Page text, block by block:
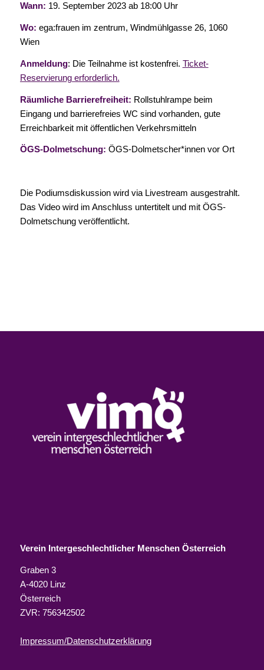
Wann: 19. September 2023 ab 18:00 Uhr
Wo: ega:frauen im zentrum, Windmühlgasse 26, 1060
Wien
Anmeldung: Die Teilnahme ist kostenfrei. Ticket-
Reservierung erforderlich.
Räumliche Barrierefreiheit: Rollstuhlrampe beim
Eingang und barrierefreies WC sind vorhanden, gute
Erreichbarkeit mit öffentlichen Verkehrsmitteln
ÖGS-Dolmetschung: ÖGS-Dolmetscher*innen vor Ort
Die Podiumsdiskussion wird via Livestream ausgestrahlt.
Das Video wird im Anschluss untertitelt und mit ÖGS-
Dolmetschung veröffentlicht.
Verein Intergeschlechtlicher Menschen Österreich
Graben 3
A-4020 Linz
Österreich
ZVR: 756342502
Impressum/Datenschutzerklärung